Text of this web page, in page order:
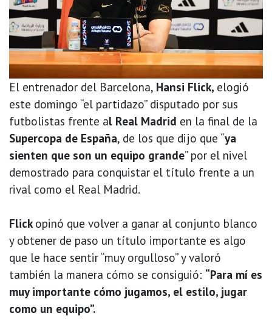
El entrenador del Barcelona, Hansi Flick, elogió
este domingo “el partidazo” disputado por sus
futbolistas frente al Real Madrid en la final de la
Supercopa de España, de los que dijo que “ya
sienten que son un equipo grande” por el nivel
demostrado para conquistar el título frente a un
rival como el Real Madrid.
Flickopinó que volver a ganar al conjunto blanco
y obtener de paso un título importante es algo
que le hace sentir “muy orgulloso” y valoró
también la manera cómo se consiguió: “Para mí es
muy importante cómo jugamos, el estilo, jugar
como un equipo”.